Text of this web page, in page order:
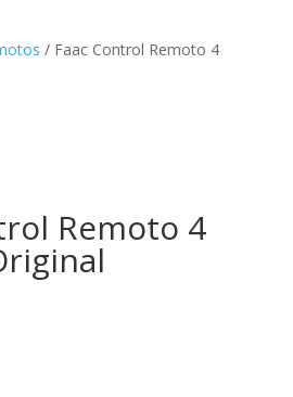
/ Faac Control Remoto 4
Remoto 4